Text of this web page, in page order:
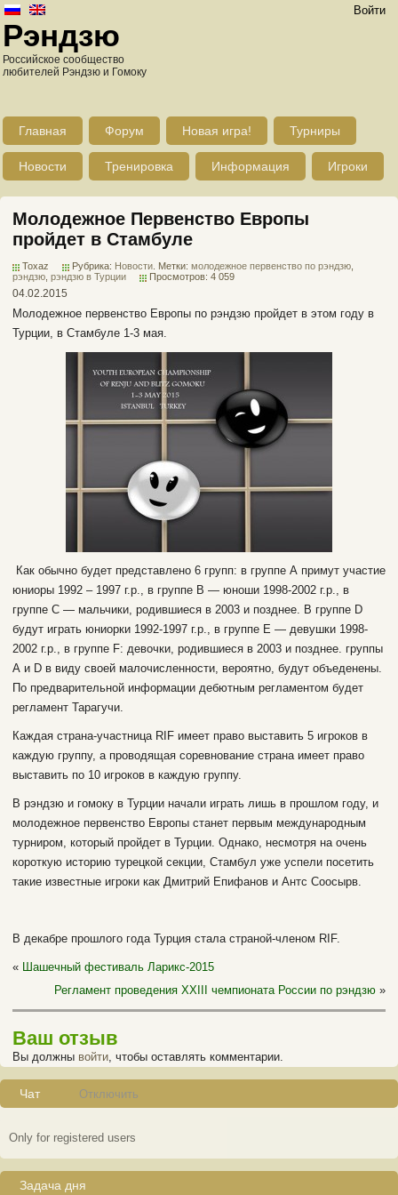
Войти
Рэндзю
Российское сообщество
любителей Рэндзю и Гомоку
Главная Форум Новая игра! Турниры
Новости Тренировка Информация Игроки
Молодежное Первенство Европы
пройдет в Стамбуле
Toxaz Рубрика: Новости . Метки: молодежное первенство по рэндзю
рэндзю рэндзю в Турции Просмотров: 4 059
04.02.2015
Молодежное первенство Европы по рэндзю пройдет в этом году в
Турции, в Стамбуле 1-3 мая.
Как обычно будет представлено 6 групп: в группе А примут участие
юниоры 1992 – 1997 г.р., в группе В — юноши 1998-2002 г.р., в
группе С — мальчики, родившиеся в 2003 и позднее. В группе D
будут играть юниорки 1992-1997 г.р., в группе E — девушки 1998-
2002 г.р., в группе F: девочки, родившиеся в 2003 и позднее. группы
А и D в виду своей малочисленности, вероятно, будут объеденены.
По предварительной информации дебютным регламентом будет
регламент Тарагучи.
Каждая страна-участница RIF имеет право выставить 5 игроков в
каждую группу, а проводящая соревнование страна имеет право
выставить по 10 игроков в каждую группу.
В рэндзю и гомоку в Турции начали играть лишь в прошлом году, и
молодежное первенство Европы станет первым международным
турниром, который пройдет в Турции. Однако, несмотря на очень
короткую историю турецкой секции, Стамбул уже успели посетить
такие известные игроки как Дмитрий Епифанов и Антс Соосырв.
В декабре прошлого года Турция стала страной-членом RIF.
« Шашечный фестиваль Ларикс-2015
Регламент проведения XХIII чемпионата России по рэндзю »
Ваш отзыв
Вы должны войти, чтобы оставлять комментарии.
Чат Отключить
Only for registered users
Задача дня